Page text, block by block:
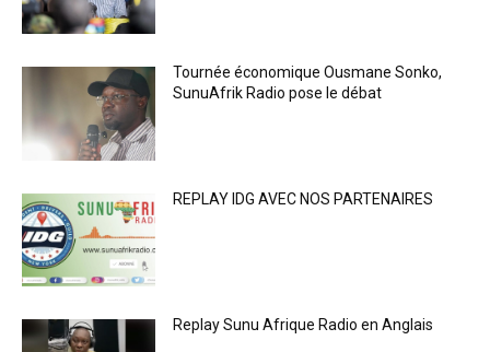
Tournée économique Ousmane Sonko,
SunuAfrik Radio pose le débat
REPLAY IDG AVEC NOS PARTENAIRES
Replay Sunu Afrique Radio en Anglais